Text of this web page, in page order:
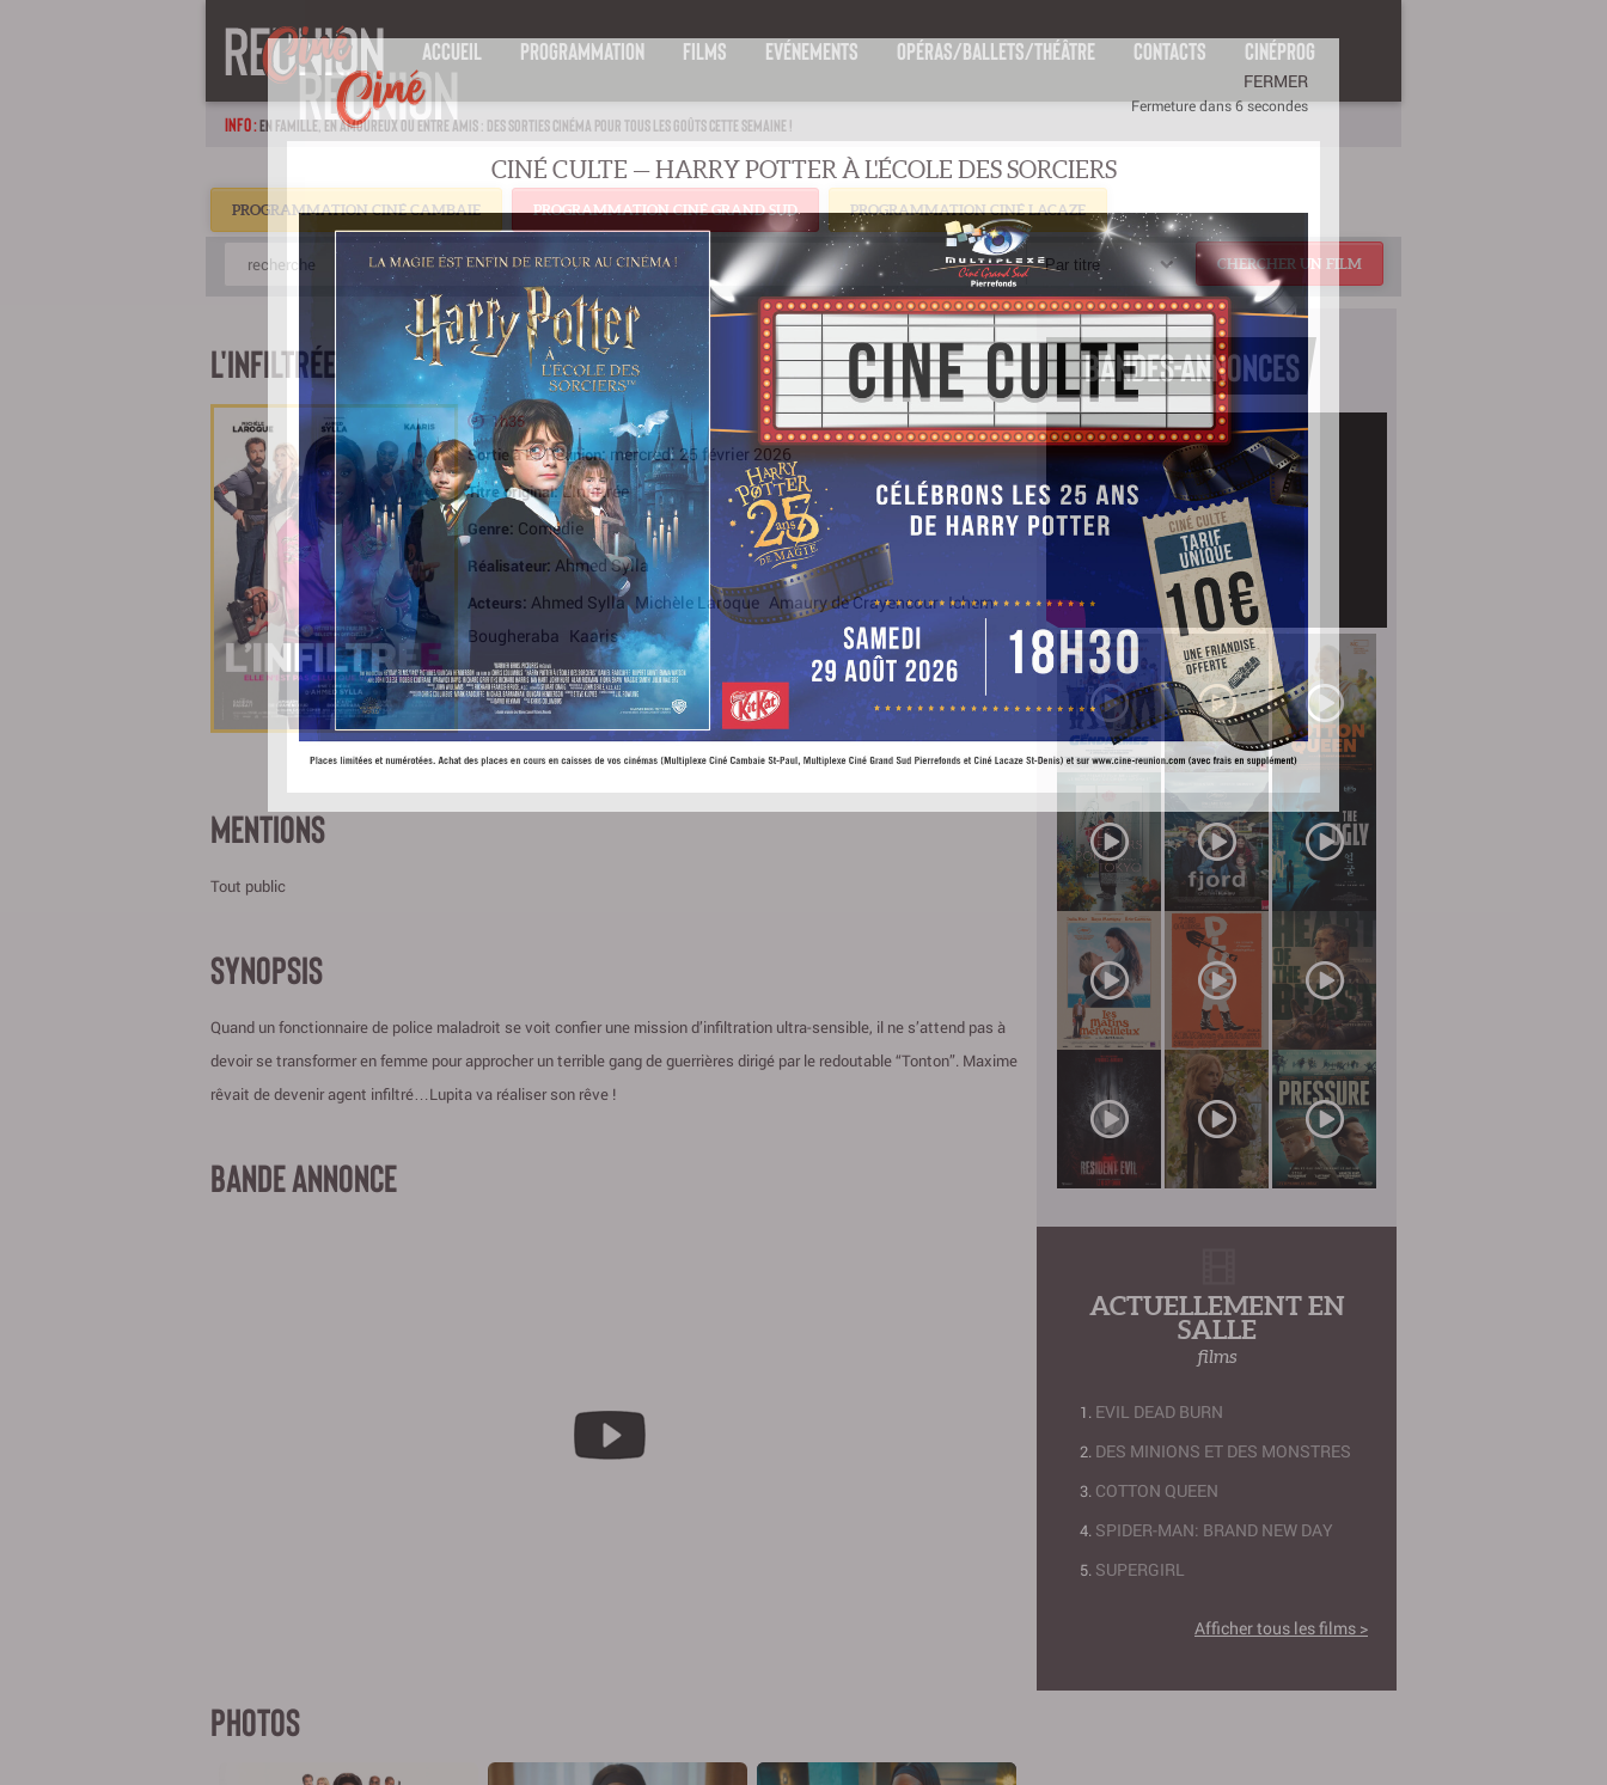
ACCUEIL PROGRAMMATION FILMS EVÉNEMENTS OPÉRAS/BALLETS/THÉÂTRE CONTACTS CINÉPROG
INFO :EN FAMILLE, EN AMOUREUX OU ENTRE AMIS : DES SORTIES CINÉMA POUR TOUS LES GOÛTS CETTE SEMAINE !
PROGRAMMATION CINÉ CAMBAIE PROGRAMMATION CINÉ GRAND SUD PROGRAMMATION CINÉ LACAZE
Par titre CHERCHER UN FILM
L'INFILTRÉE
1h35
Sortie à La Réunion:mercredi 25 février 2026
Titre original:L'Infiltrée
Genre: Comédie
Réalisateur: Ahmed Sylla
Acteurs: Ahmed Sylla Michèle Laroque Amaury de Crayencour Ichem
Bougheraba Kaaris
MENTIONS
Tout public
SYNOPSIS
Quand un fonctionnaire de police maladroit se voit confier une mission d’infiltration ultra-sensible, il ne s’attend pas à
devoir se transformer en femme pour approcher un terrible gang de guerrières dirigé par le redoutable “Tonton”. Maxime
rêvait de devenir agent infiltré…Lupita va réaliser son rêve !
BANDE ANNONCE
PHOTOS
BANDES-ANNONCES
ACTUELLEMENT EN
SALLE
films
EVIL DEAD BURN
DES MINIONS ET DES MONSTRES
COTTON QUEEN
SPIDER-MAN: BRAND NEW DAY
SUPERGIRL
Afficher tous les films >